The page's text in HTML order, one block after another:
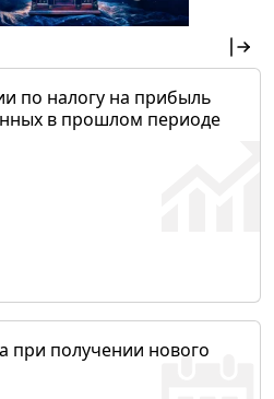
по налогу на прибыль
в прошлом периоде
при получении нового